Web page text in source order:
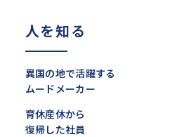
人を知る
異国の地で活躍する
ムードメーカー
育休産休から
復帰した社員